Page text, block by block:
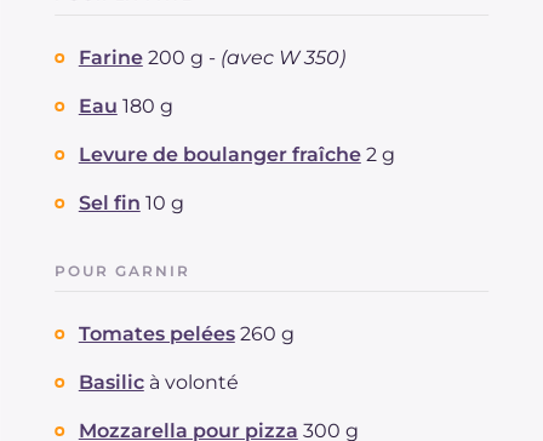
Farine 200 g - (avec W 350)
Eau 180 g
Levure de boulanger fraîche 2 g
Sel fin 10 g
POUR GARNIR
Tomates pelées 260 g
Basilic à volonté
Mozzarella pour pizza 300 g